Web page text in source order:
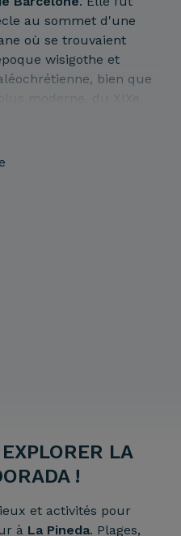
au sommet d'une
où se trouvaient
wisigothe et
bien que
moderne, du XIXe
LA
!
et activités pour
à La Pineda. Plages,